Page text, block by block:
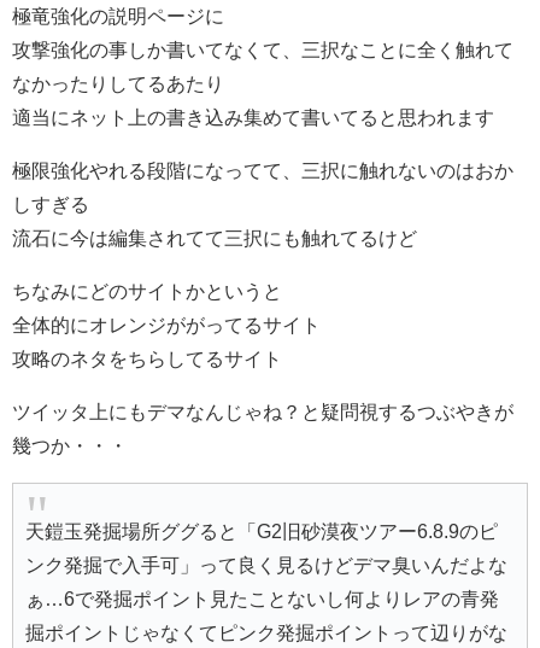
極竜強化の説明ページに
攻撃強化の事しか書いてなくて、三択なことに全く触れて
なかったりしてるあたり
適当にネット上の書き込み集めて書いてると思われます
極限強化やれる段階になってて、三択に触れないのはおか
しすぎる
流石に今は編集されてて三択にも触れてるけど
ちなみにどのサイトかというと
全体的にオレンジががってるサイト
攻略のネタをちらしてるサイト
ツイッタ上にもデマなんじゃね？と疑問視するつぶやきが
幾つか・・・
天鎧玉発掘場所ググると「G2旧砂漠夜ツアー6.8.9のピ
ンク発掘で入手可」って良く見るけどデマ臭いんだよな
ぁ…6で発掘ポイント見たことないし何よりレアの青発
掘ポイントじゃなくてピンク発掘ポイントって辺りがな